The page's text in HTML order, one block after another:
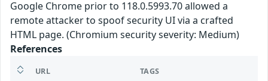
Google Chrome prior to 118.0.5993.70 allowed a
remote attacker to spoof security UI via a crafted
HTML page. (Chromium security severity: Medium)
References
URL TAGS